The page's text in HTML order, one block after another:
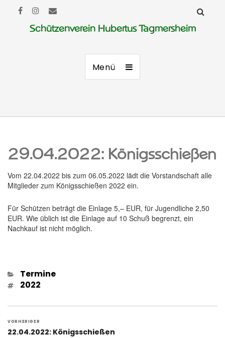
Schützenverein Hubertus Tagmersheim
Menü
29.04.2022: Königsschießen
Vom 22.04.2022 bis zum 06.05.2022 lädt die Vorstandschaft alle
Mitglieder zum Königsschießen 2022 ein.
Für Schützen beträgt die Einlage 5,– EUR, für Jugendliche 2,50
EUR. Wie üblich ist die Einlage auf 10 Schuß begrenzt, ein
Nachkauf ist nicht möglich.
Kategorien
Termine
Schlagwörter
2022
Beitragsnavigation
VORHERIGER
Vorheriger
22.04.2022: Königsschießen